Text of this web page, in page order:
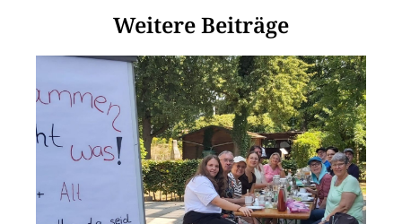
Weitere Beiträge